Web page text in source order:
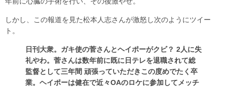
しかし、この報道を見た松本人志さんが激怒し次のようにツイー
ト。
日刊大衆。ガキ使の菅さんとヘイポーがクビ？ 2人に失
礼やわ。菅さんは数年前に既に日テレを退職されて総
監督として三年間 頑張っていただきこの度めでたく卒
業。ヘイポーは健在で近々OAのロケに参加してメッチ